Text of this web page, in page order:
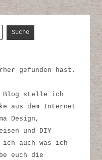
gefunden hast.
Blog stelle ich
aus dem Internet
Design,
und DIY
ich auch was ich
euch die